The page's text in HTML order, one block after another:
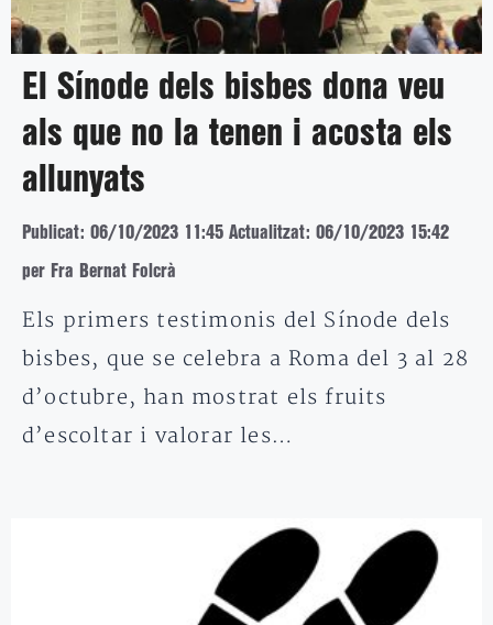
El Sínode dels bisbes dona veu
als que no la tenen i acosta els
allunyats
Publicat: 06/10/2023 11:45 Actualitzat: 06/10/2023 15:42
per Fra Bernat Folcrà
Els primers testimonis del Sínode dels
bisbes, que se celebra a Roma del 3 al 28
d’octubre, han mostrat els fruits
d’escoltar i valorar les…